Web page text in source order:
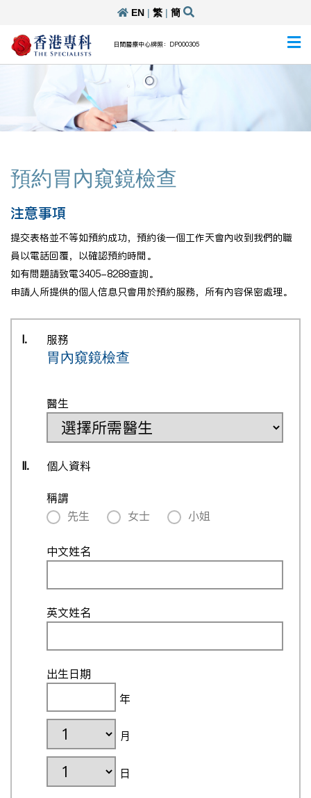
EN| 繁| 簡
日間醫療中心牌照：DP000305
預約胃內窺鏡檢查
注意事項
提交表格並不等如預約成功，預約後一個工作天會內收到我們的職
員以電話回覆，以確認預約時間。
如有問題請致電3405-8288查詢。
申請人所提供的個人信息只會用於預約服務，所有內容保密處理。
I.
服務
胃內窺鏡檢查
醫生
II. 個人資料
稱謂
先生
女士 小姐
中文姓名
英文姓名
出生日期
年
月
日